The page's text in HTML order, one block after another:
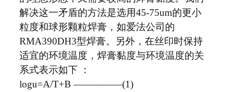
解决这一矛盾的方法是选用45-75um的更小
粒度和球形颗粒焊膏，如爱法公司的
RMA390DH3型焊膏。另外，在丝印时保持
适宜的环境温度，焊膏黏度与环境温度的关
系式表示如下 ：
logu=A/T+B —————(1)